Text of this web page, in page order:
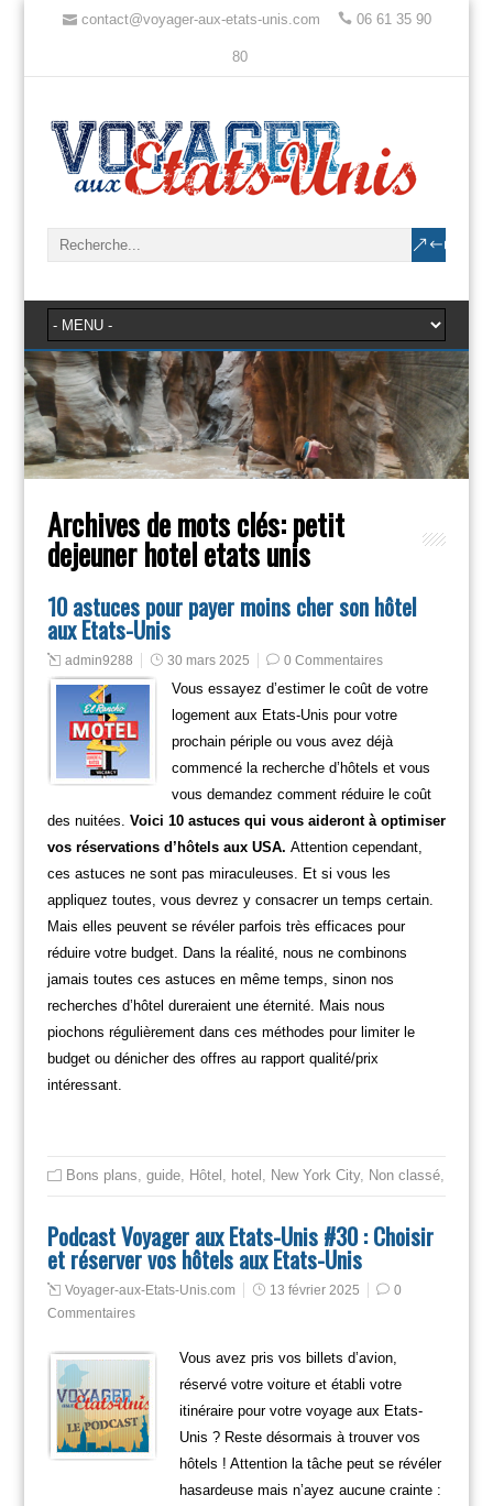
contact@voyager-aux-etats-unis.com 06 61 35 90
80
Archives de mots clés:petit
dejeuner hotel etats unis
10 astuces pour payer moins cher son hôtel
aux Etats-Unis
admin9288 30 mars 2025 0 Commentaires
Vous essayez d’estimer le coût de votre
logement aux Etats-Unis pour votre
prochain périple ou vous avez déjà
commencé la recherche d’hôtels et vous
vous demandez comment réduire le coût
des nuitées. Voici 10 astuces qui vous aideront à optimiser
vos réservations d’hôtels aux USA. Attention cependant,
ces astuces ne sont pas miraculeuses. Et si vous les
appliquez toutes, vous devrez y consacrer un temps certain.
Mais elles peuvent se révéler parfois très efficaces pour
réduire votre budget. Dans la réalité, nous ne combinons
jamais toutes ces astuces en même temps, sinon nos
recherches d’hôtel dureraient une éternité. Mais nous
piochons régulièrement dans ces méthodes pour limiter le
budget ou dénicher des offres au rapport qualité/prix
intéressant.
Bons plans guide, Hôtel hotel New York City, Non classé,
Podcast Voyager aux Etats-Unis #30 : Choisir
et réserver vos hôtels aux Etats-Unis
Voyager-aux-Etats-Unis.com 13 février 2025
0
Commentaires
Vous avez pris vos billets d’avion,
réservé votre voiture et établi votre
itinéraire pour votre voyage aux Etats-
Unis ? Reste désormais à trouver vos
hôtels ! Attention la tâche peut se révéler
hasardeuse mais n’ayez aucune crainte :